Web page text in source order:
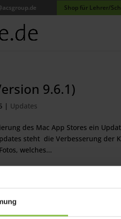
Shop für Lehrer/
9.6.1)
| Updates
des Mac App Stores ein
steht die Verbesserung der
welches...